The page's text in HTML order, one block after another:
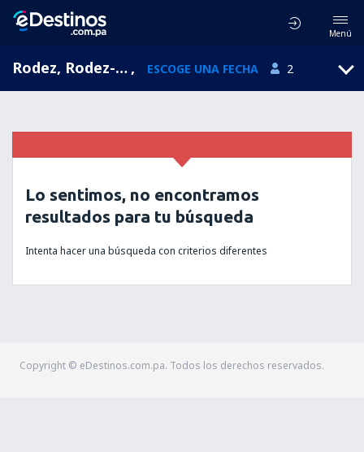
Menú
Rodez, Rodez-Marcillac, Midi-Pyrenees, Francia (RDZ) , ESCOGE UNA FECHA 2
Lo sentimos, no encontramos
resultados para tu búsqueda
Intenta hacer una búsqueda con criterios diferentes
Copyright © eDestinos.com.pa. Todos los derechos reservados.